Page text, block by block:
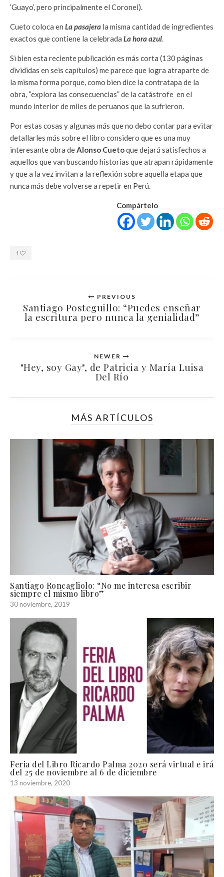
‘Guayo’, pero principalmente el Coronel).
Cueto coloca en La pasajera la misma cantidad de ingredientes
exactos que contiene la celebrada La hora azul
Si bien esta reciente publicación es más corta (130 páginas
divididas en seis capítulos) me parece que logra atraparte de
la misma forma porque, como bien dice la contratapa de la
obra, “explora las consecuencias” de la catástrofe en el
mundo interior de miles de peruanos que la sufrieron.
Por estas cosas y algunas más que no debo contar para evitar
detallarles más sobre el libro considero que es una muy
interesante obra de Alonso Cuetoque dejará satisfechos a
aquellos que van buscando historias que atrapan rápidamente
y que a la vez invitan a la reflexión sobre aquella etapa que
nunca más debe volverse a repetir en Perú.
Compártelo
1
PREVIOUS
Santiago Posteguillo: “Puedes enseñar
la escritura pero nunca la genialidad”
NEWER
"Hey, soy Gay", de Patricia y María Luisa
Del Río
MÁS ARTÍCULOS
Santiago Roncagliolo: “No me interesa escribir
siempre el mismo libro”
30 noviembre, 2019
Feria del Libro Ricardo Palma 2020 será virtual e irá
del 25 de noviembre al 6 de diciembre
13 noviembre, 2020